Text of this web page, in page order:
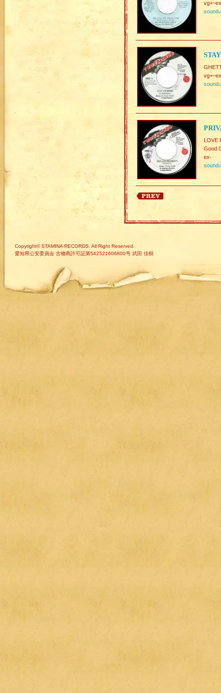
sound♪
sound♪
LOVE
Good
ex-
sound♪
Copyright© STAMINA RECORDS. All Right Reserved.
愛知県公安委員会 古物商許可証第542521606800号 武田 佳樹